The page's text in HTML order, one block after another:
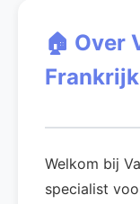
🏠 Over
Frankrijk
Welkom bij
specialist